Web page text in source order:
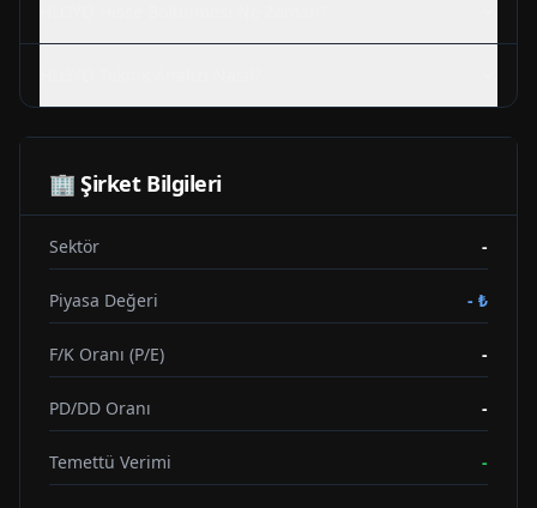
🏢 Şirket Bilgileri
Sektör -
Piyasa Değeri - ₺
F/K Oranı (P/E) -
PD/DD Oranı -
Temettü Verimi -